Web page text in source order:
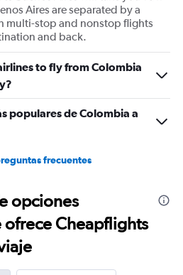
Aires are separated by a
multi-stop and nonstop flights
and back.
to fly from Colombia
populares de Colombia a
frecuentes
opciones
Cheapflights